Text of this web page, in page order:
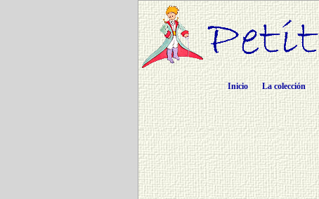
Inicio La colección